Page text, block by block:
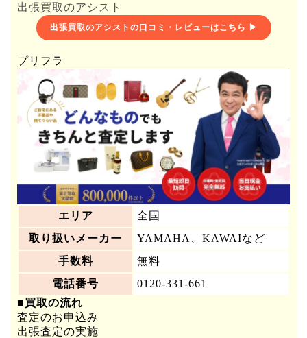
出張買取のアシスト
出張買取のアシストの口コミ・レビューはこちら ▶
プリフラ
エリア
全国
取り扱いメーカー
YAMAHA、KAWAIなど
手数料
無料
電話番号
0120-331-661
■買取の流れ
査定のお申込み
出張査定の実施